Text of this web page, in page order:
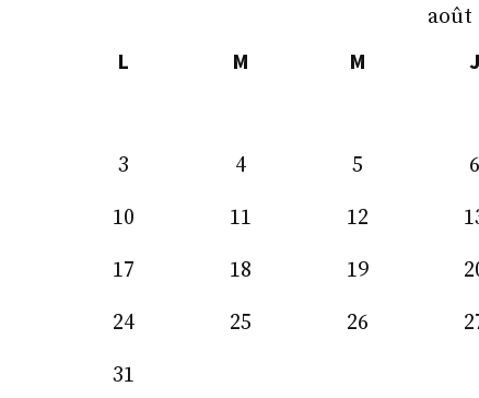
août
L
M M J
3
4 5 6
10
11 12
17
18 19
24
25 26
31